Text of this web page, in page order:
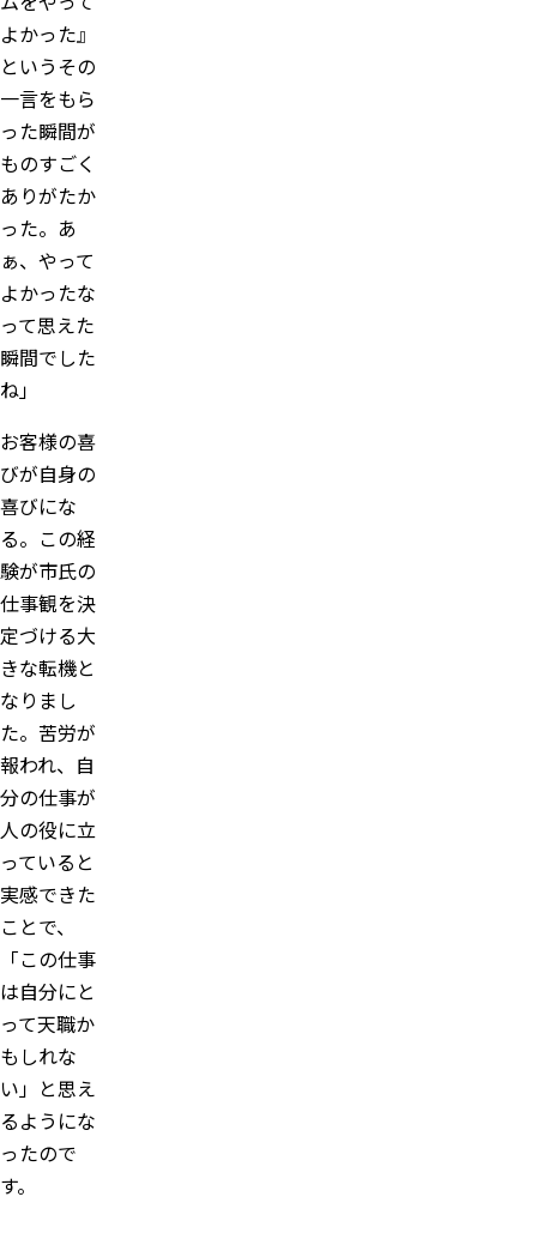
よかった』
というその
一言をもら
った瞬間が
ものすごく
ありがたか
った。あ
ぁ、やって
よかったな
って思えた
瞬間でした
ね」
お客様の喜
びが自身の
喜びにな
る。この経
験が市氏の
仕事観を決
定づける大
きな転機と
なりまし
た。苦労が
報われ、自
分の仕事が
人の役に立
っていると
実感できた
ことで、
「この仕事
は自分にと
って天職か
もしれな
い」と思え
るようにな
ったので
す。